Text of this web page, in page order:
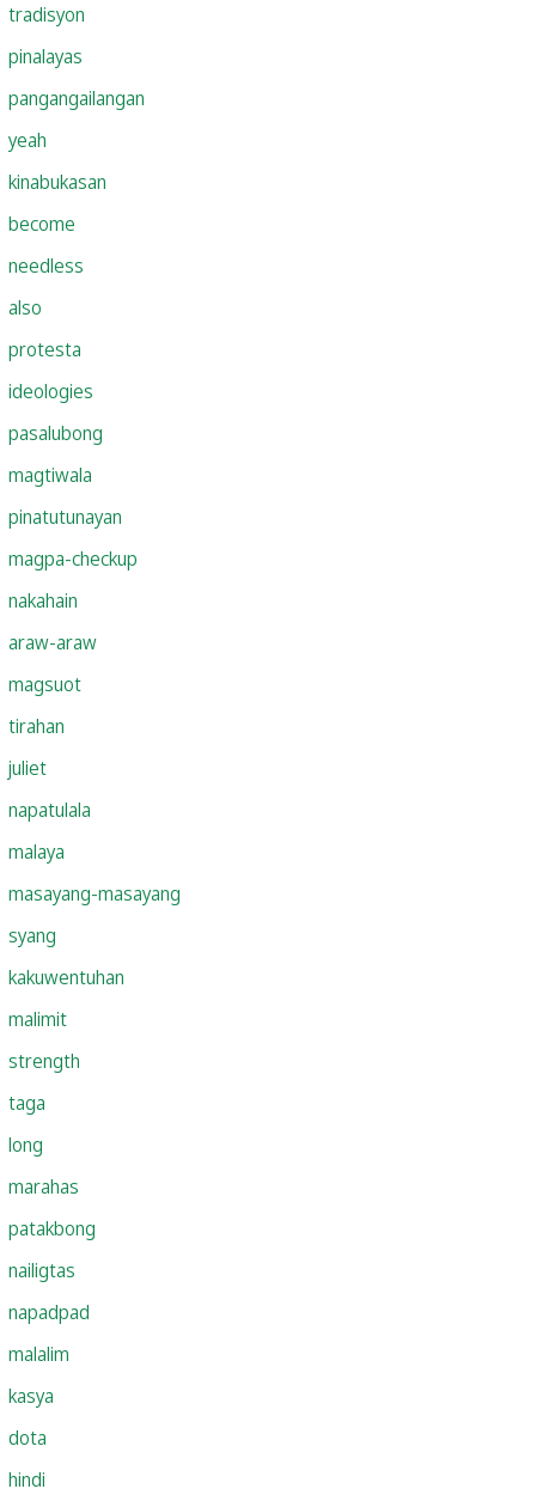
tradisyon
pinalayas
pangangailangan
yeah
kinabukasan
become
needless
also
protesta
ideologies
pasalubong
magtiwala
pinatutunayan
magpa-checkup
nakahain
araw-araw
magsuot
tirahan
juliet
napatulala
malaya
masayang-masayang
syang
kakuwentuhan
malimit
strength
taga
long
marahas
patakbong
nailigtas
napadpad
malalim
kasya
dota
hindi